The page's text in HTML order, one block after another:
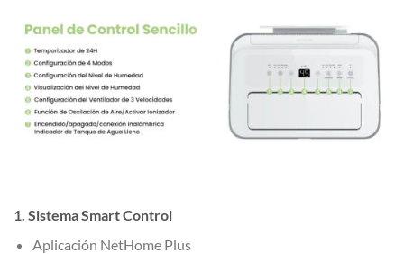
1. Sistema Smart Control
Aplicación NetHome Plus